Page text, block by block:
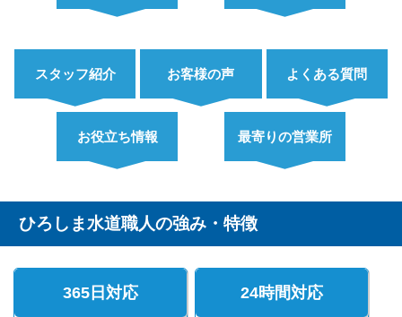
スタッフ紹介 お客様の声 よくある質問
お役立ち情報 最寄りの営業所
ひろしま水道職人の強み・特徴
365日対応 24時間対応